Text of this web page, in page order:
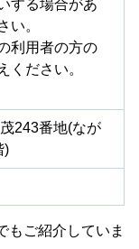
する場合があ
い。
利用者の方の
ください。
243番地(なが
)
もご紹介していま